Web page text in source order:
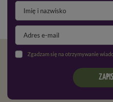
Zgadzam się na otrzymywanie wiadomości marketingowych na